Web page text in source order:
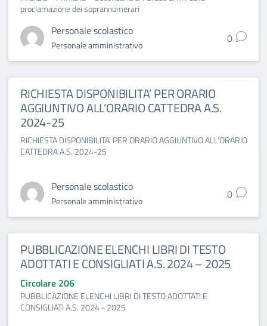
proclamazione dei soprannumerari
Personale scolastico
Personale amministrativo 0
RICHIESTA DISPONIBILITA’ PER ORARIO
AGGIUNTIVO ALL’ORARIO CATTEDRA A.S.
2024-25
RICHIESTA DISPONIBILITA’ PER ORARIO AGGIUNTIVO ALL’ORARIO
CATTEDRA A.S. 2024-25
Personale scolastico
Personale amministrativo 0
PUBBLICAZIONE ELENCHI LIBRI DI TESTO
ADOTTATI E CONSIGLIATI A.S. 2024 – 2025
Circolare 206
PUBBLICAZIONE ELENCHI LIBRI DI TESTO ADOTTATI E
CONSIGLIATI A.S. 2024 - 2025